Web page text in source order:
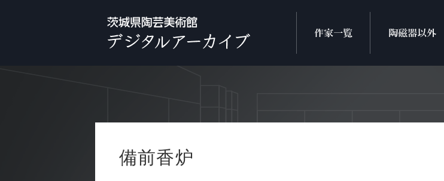
備前香炉